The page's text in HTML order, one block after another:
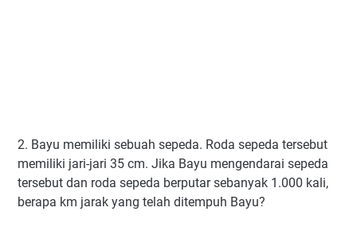
2. Bayu memiliki sebuah sepeda. Roda sepeda tersebut
memiliki jari-jari 35 cm. Jika Bayu mengendarai sepeda
tersebut dan roda sepeda berputar sebanyak 1.000 kali,
berapa km jarak yang telah ditempuh Bayu?